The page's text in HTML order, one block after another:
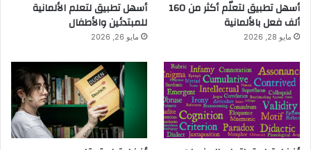
أسهل تطبيق لتعلّم أكثر من 160
ألف فعل بالألمانية
مايو 28, 2026
أسهل تطبيق لتعلم الألمانية
للمبتدئين والأطفال
مايو 26, 2026